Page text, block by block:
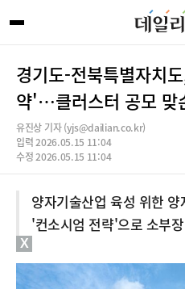
경기도-전북특별자치
약'…클러스터 공모 맞
유진상 기자 (yjs@dailian.co.kr)
입력 2026.05.15 11:04
수정 2026.05.15 11:04
양자기술산업 육성 위한
'컨소시엄 전략'으로 소부
X